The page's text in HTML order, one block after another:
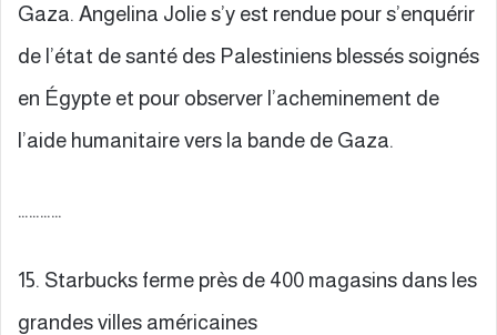
Gaza. Angelina Jolie s’y est rendue pour s’enquérir
de l’état de santé des Palestiniens blessés soignés
en Égypte et pour observer l’acheminement de
l’aide humanitaire vers la bande de Gaza.
…………
15. Starbucks ferme près de 400 magasins dans les
grandes villes américaines